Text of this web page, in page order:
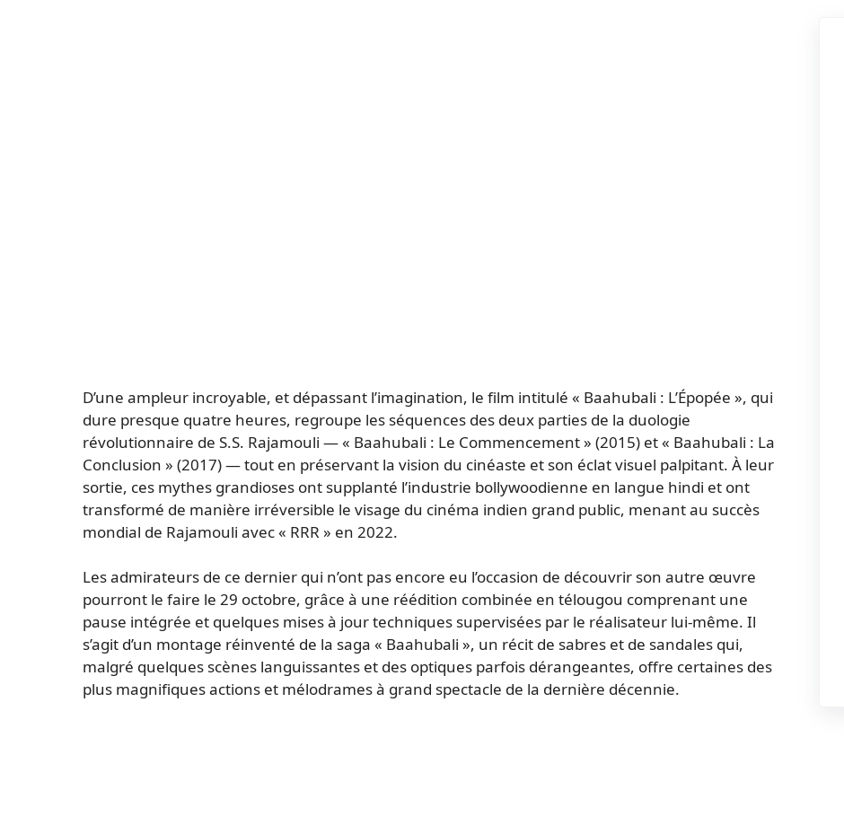
D’une ampleur incroyable, et dépassant l’imagination, le film intitulé « Baahubali : L’Épopée », qui
dure presque quatre heures, regroupe les séquences des deux parties de la duologie
révolutionnaire de S.S. Rajamouli — « Baahubali : Le Commencement » (2015) et « Baahubali : La
Conclusion » (2017) — tout en préservant la vision du cinéaste et son éclat visuel palpitant. À leur
sortie, ces mythes grandioses ont supplanté l’industrie bollywoodienne en langue hindi et ont
transformé de manière irréversible le visage du cinéma indien grand public, menant au succès
mondial de Rajamouli avec « RRR » en 2022.
Les admirateurs de ce dernier qui n’ont pas encore eu l’occasion de découvrir son autre œuvre
pourront le faire le 29 octobre, grâce à une réédition combinée en télougou comprenant une
pause intégrée et quelques mises à jour techniques supervisées par le réalisateur lui-même. Il
s’agit d’un montage réinventé de la saga « Baahubali », un récit de sabres et de sandales qui,
malgré quelques scènes languissantes et des optiques parfois dérangeantes, offre certaines des
plus magnifiques actions et mélodrames à grand spectacle de la dernière décennie.